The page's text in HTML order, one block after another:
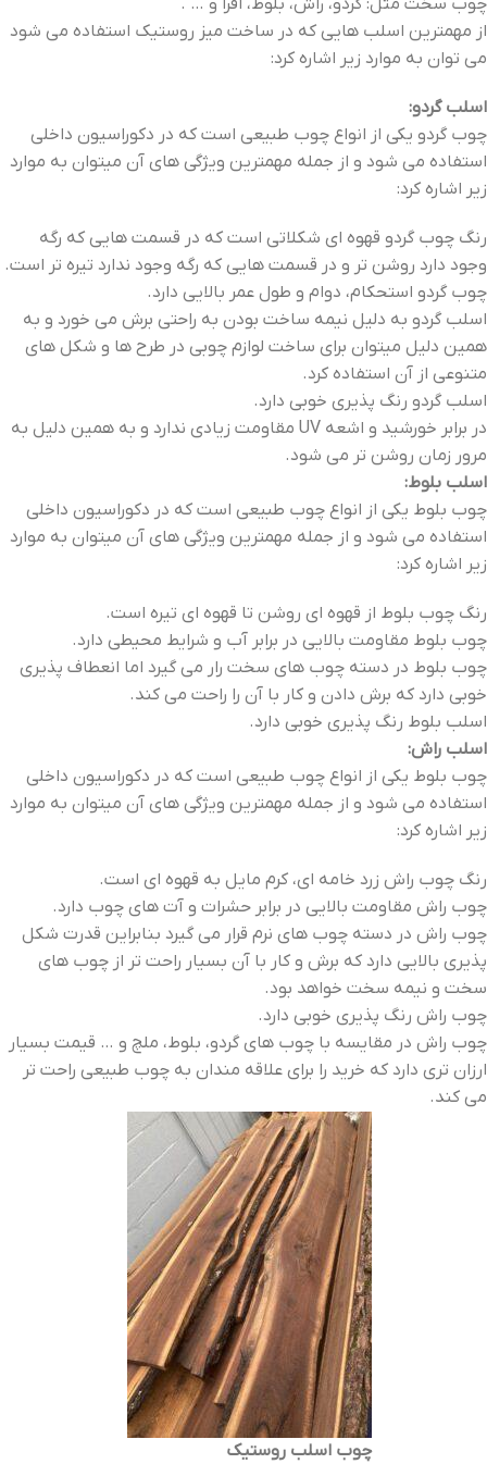
چوب سخت مثل: گردو، راش، بلوط، افرا و … .
از مهمترین اسلب هایی که در ساخت میز روستیک استفاده می شود
می توان به موارد زیر اشاره کرد:
اسلب گردو:
چوب گردو یکی از انواع چوب طبیعی است که در دکوراسیون داخلی
استفاده می شود و از جمله مهمترین ویژگی های آن میتوان به موارد
زیر اشاره کرد:
رنگ چوب گردو قهوه ای شکلاتی است که در قسمت هایی که رگه
وجود دارد روشن تر و در قسمت هایی که رگه وجود ندارد تیره تر است.
چوب گردو استحکام، دوام و طول عمر بالایی دارد.
اسلب گردو به دلیل نیمه ساخت بودن به راحتی برش می خورد و به
همین دلیل میتوان برای ساخت لوازم چوبی در طرح ها و شکل های
متنوعی از آن استفاده کرد.
اسلب گردو رنگ پذیری خوبی دارد.
در برابر خورشید و اشعه UV مقاومت زیادی ندارد و به همین دلیل به
مرور زمان روشن تر می شود.
اسلب بلوط:
چوب بلوط یکی از انواع چوب طبیعی است که در دکوراسیون داخلی
استفاده می شود و از جمله مهمترین ویژگی های آن میتوان به موارد
زیر اشاره کرد:
رنگ چوب بلوط از قهوه ای روشن تا قهوه ای تیره است.
چوب بلوط مقاومت بالایی در برابر آب و شرایط محیطی دارد.
چوب بلوط در دسته چوب های سخت رار می گیرد اما انعطاف پذیری
خوبی دارد که برش دادن و کار با آن را راحت می کند.
اسلب بلوط رنگ پذیری خوبی دارد.
اسلب راش:
چوب بلوط یکی از انواع چوب طبیعی است که در دکوراسیون داخلی
استفاده می شود و از جمله مهمترین ویژگی های آن میتوان به موارد
زیر اشاره کرد:
رنگ چوب راش زرد خامه ای، کرم مایل به قهوه ای است.
چوب راش مقاومت بالایی در برابر حشرات و آت های چوب دارد.
چوب راش در دسته چوب های نرم قرار می گیرد بنابراین قدرت شکل
پذیری بالایی دارد که برش و کار با آن بسیار راحت تر از چوب های
سخت و نیمه سخت خواهد بود.
چوب راش رنگ پذیری خوبی دارد.
چوب راش در مقایسه با چوب های گردو، بلوط، ملچ و … قیمت بسیار
ارزان تری دارد که خرید را برای علاقه مندان به چوب طبیعی راحت تر
می کند.
چوب اسلب روستیک